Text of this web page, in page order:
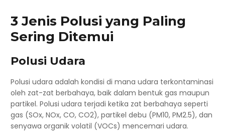
3 Jenis Polusi yang Paling
Sering Ditemui
Polusi Udara
Polusi udara adalah kondisi di mana udara terkontaminasi
oleh zat-zat berbahaya, baik dalam bentuk gas maupun
partikel. Polusi udara terjadi ketika zat berbahaya seperti
gas (SOx, NOx, CO, CO2), partikel debu (PM10, PM2.5), dan
senyawa organik volatil (VOCs) mencemari udara.